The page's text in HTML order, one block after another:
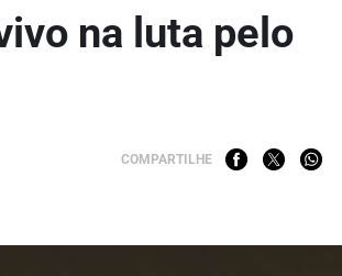
na luta pelo
COMPARTILHE